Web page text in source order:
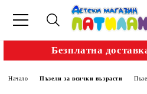
Безплатна
Начало Пъзели за всички възрасти